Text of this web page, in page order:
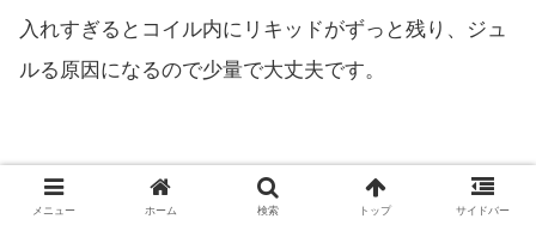
入れすぎるとコイル内にリキッドがずっと残り、ジュ
ルる原因になるので少量で大丈夫です。
メニュー ホーム 検索 トップ サイドバー